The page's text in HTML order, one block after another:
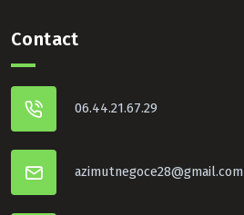
Contact
06.44.21.67.29
azimutnegoce28@gmail.com